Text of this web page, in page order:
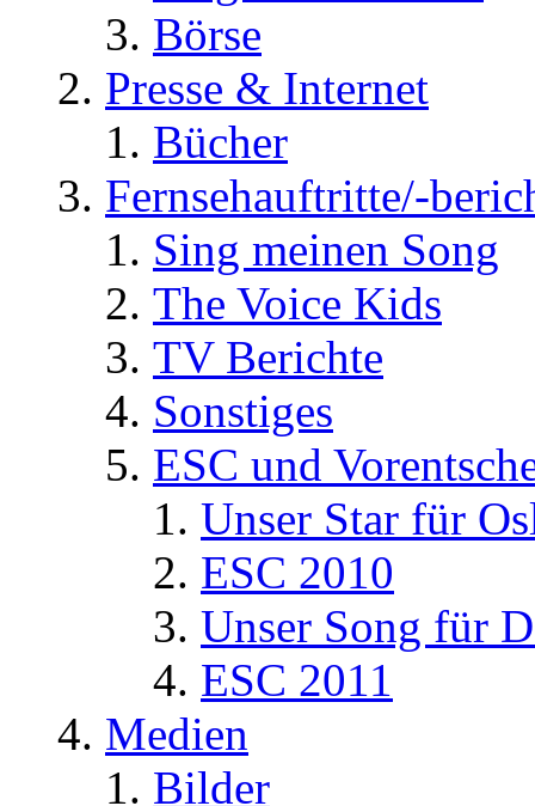
Börse
Presse & Internet
Bücher
Fernsehauftritte/-
Sing meinen Song
The Voice Kids
TV Berichte
Sonstiges
ESC und
Unser Star für
ESC 2010
Unser Song für
ESC 2011
Medien
Bilder